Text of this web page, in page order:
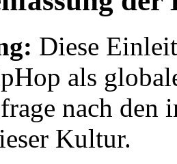
Diese
als
nach
Kultur.